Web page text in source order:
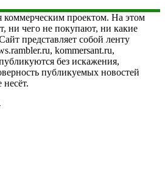
коммерческим проектом. На этом
ни чего не покупают, ни какие
представляет собой ленту
kommersant.ru,
без искажения,
публикуемых новостей